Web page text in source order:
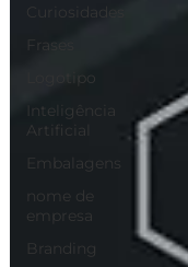
Curiosidades
Frases
Logotipo
Inteligência
Artificial
Embalagens
nome de
empresa
Branding